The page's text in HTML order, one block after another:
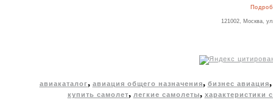
121002, Москва,
авиакаталог, авиация общего назначения, бизнес авиация
купить самолет, легкие самолеты, характеристики